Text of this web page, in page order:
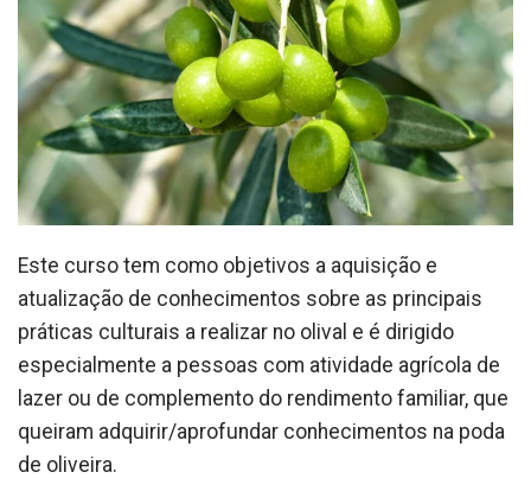
Este curso tem como objetivos a aquisição e
atualização de conhecimentos sobre as principais
práticas culturais a realizar no olival e é dirigido
especialmente a pessoas com atividade agrícola de
lazer ou de complemento do rendimento familiar, que
queiram adquirir/aprofundar conhecimentos na poda
de oliveira.